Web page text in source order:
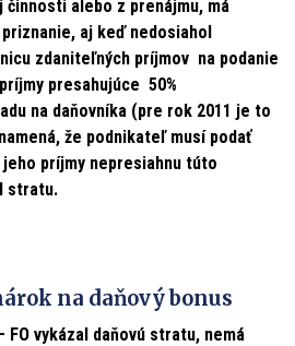
alebo z prenájmu, má
aj keď nedosiahol
zdaniteľných príjmov na podanie
presahujúce 50%
na daňovníka (pre rok 2011 je to
že podnikateľ musí podať
príjmy nepresiahnu túto
stratu.
na daňový bonus
vykázal daňovú stratu, nemá